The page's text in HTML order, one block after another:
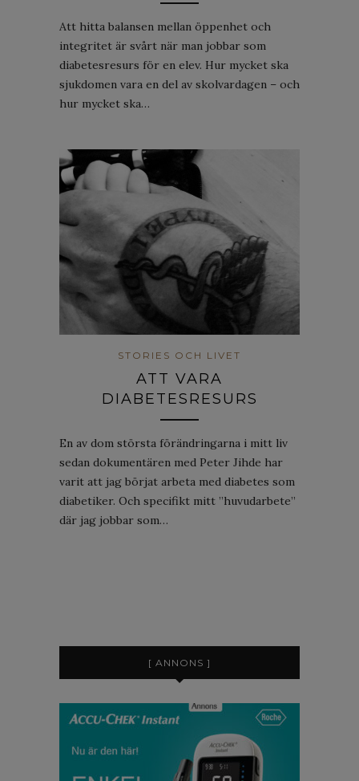
Att hitta balansen mellan öppenhet och
integritet är svårt när man jobbar som
diabetesresurs för en elev. Hur mycket ska
sjukdomen vara en del av skolvardagen – och
hur mycket ska…
STORIES OCH LIVET
ATT VARA
DIABETESRESURS
En av dom största förändringarna i mitt liv
sedan dokumentären med Peter Jihde har
varit att jag börjat arbeta med diabetes som
diabetiker. Och specifikt mitt ”huvudarbete”
där jag jobbar som…
[ ANNONS ]